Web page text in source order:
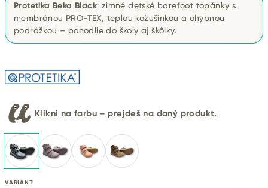
Protetika Beka Black: zimné detské barefoot topánky s
membránou PRO-TEX, teplou kožušinkou a ohybnou
podrážkou – pohodlie do školy aj škôlky.
Klikni na farbu – prejdeš na daný produkt.
VARIANT: